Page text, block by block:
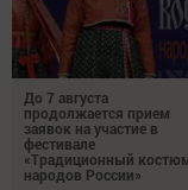
До 7 августа
продолжается прием
заявок на участие в
фестивале
«Традиционный
народов России»